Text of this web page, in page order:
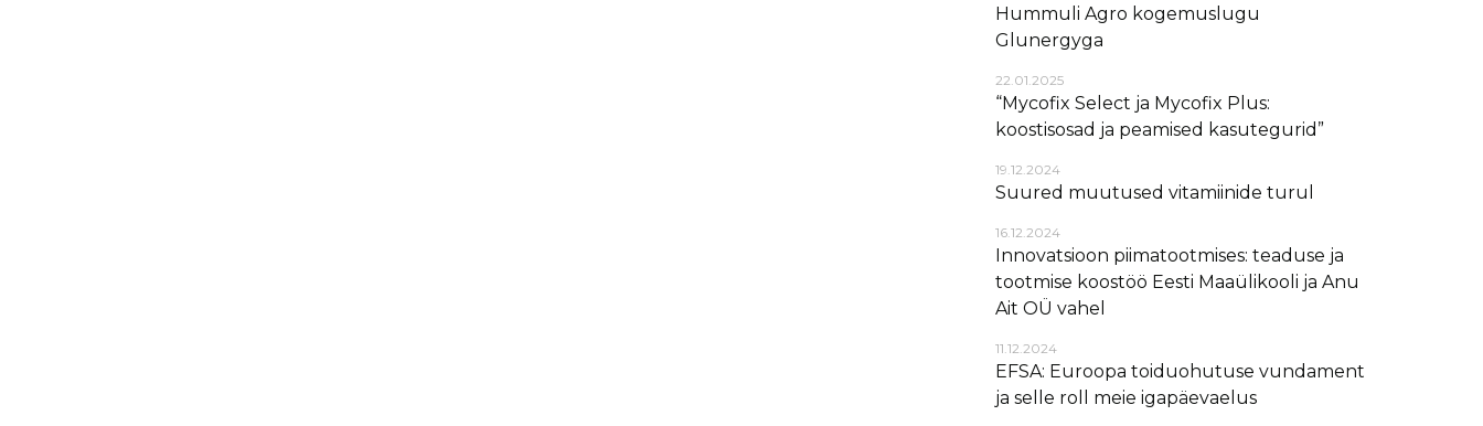
Hummuli Agro kogemuslugu
Glunergyga
22.01.2025
“Mycofix Select ja Mycofix Plus:
koostisosad ja peamised kasutegurid”
19.12.2024
Suured muutused vitamiinide turul
16.12.2024
Innovatsioon piimatootmises: teaduse ja
tootmise koostöö Eesti Maaülikooli ja Anu
Ait OÜ vahel
11.12.2024
EFSA: Euroopa toiduohutuse vundament
ja selle roll meie igapäevaelus